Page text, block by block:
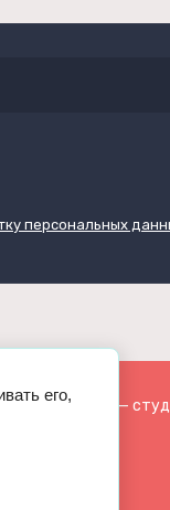
персональных
сайта —
его,